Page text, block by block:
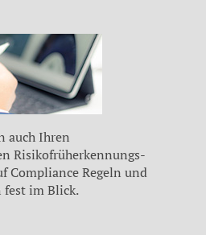
auch Ihren
Risikofrüherkennungs-
Compliance Regeln und
fest im Blick.